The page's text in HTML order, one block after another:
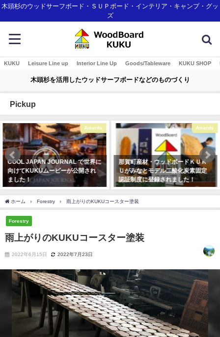
木頭杉のウッドサーフボード・ＳＵＰボード・インテリア・キャンプ・グッ
ズ
KUKU Leisure Line up Interior Line Up Goods/Tableware KUKU SHOP
木頭杉を活用したウッドサーフボードなどのものづくり
Pickup
Awards
世界に
され
Awards
那賀町産材・ウッドボードＫＵＫ
Ｕがみなとモデル二酸化炭素固定
認証制度に登録されました！
とくしま創生アワード あ
交流の場を頂き感謝です!
2018年11月10日
ホーム Forestry 雨上がりのKUKUコースター塗装
Forestry
雨上がりのKUKUコースター塗装
2022年6月15日 2022年7月23日